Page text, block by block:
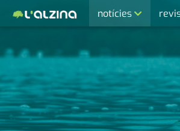
notícies
activitats
agenda
cultura